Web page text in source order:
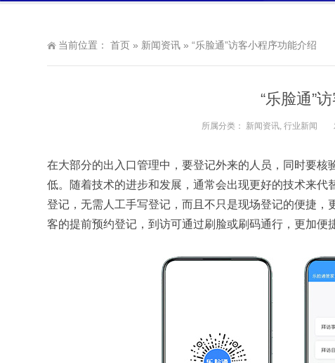
当前位置： 首页 » 新闻资讯 » “乐脸通”访客小程序功能介绍
“乐脸通”
所属分类： 新闻资讯, 行业新闻
在大部分的出入口管理中，要登记外来的人员，同时要
低。随着技术的进步和发展，通常会出现更好的技术来代
登记，无需人工手写登记，而且不只是现场登记的便捷
客的提前预约登记，到访可通过刷脸或刷码通行，更加便